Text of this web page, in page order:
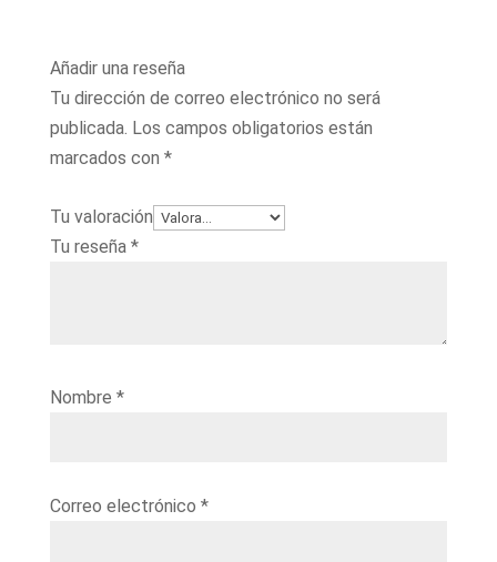
Añadir una reseña
Tu dirección de correo electrónico no será
publicada. Los campos obligatorios están
marcados con *
Tu valoración
Tu reseña *
Nombre *
Correo electrónico *